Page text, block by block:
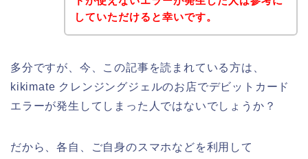
していただけると幸いです。
多分ですが、今、この記事を読まれている方は、
kikimate クレンジングジェルのお店でデビットカード
エラーが発生してしまった人ではないでしょうか？
だから、各自、ご自身のスマホなどを利用して